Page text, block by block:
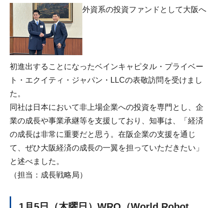
外資系の投資ファンドとして大阪へ
初進出することになったベインキャピタル・プライベー
ト・エクイティ・ジャパン・LLCの表敬訪問を受けまし
た。
同社は日本において非上場企業への投資を専門とし、企
業の成長や事業承継等を支援しており、知事は、「経済
の成長は非常に重要だと思う。在阪企業の支援を通じ
て、ぜひ大阪経済の成長の一翼を担っていただきたい」
と述べました。
（担当：成長戦略局）